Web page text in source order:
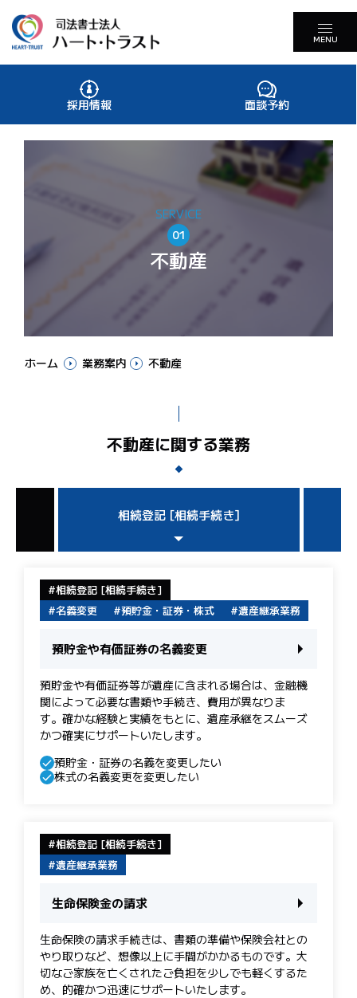
MENU
採用情報 面談予約
SERVICE
01
不動産
ホーム 業務案内 不動産
不動産に関する業務
相続登記 [相続手続き]
相続登記 [相続手続き]
名義変更
預貯金・証券・株式 遺産継承業務
預貯金や有価証券の名義変更
預貯金や有価証券等が遺産に含まれる場合は、金融機
関によって必要な書類や手続き、費用が異なりま
す。 確かな経験と実績をもとに、遺産承継をスムーズ
かつ確実にサポートいたします。
預貯金・証券の名義を変更したい
株式の名義変更を変更したい
相続登記 [相続手続き]
遺産継承業務
生命保険金の請求
生命保険の請求手続きは、書類の準備や保険会社との
やり取りなど、想像以上に手間がかかるものです。大
切なご家族を亡くされたご負担を少しでも軽くするた
め、的確かつ迅速にサポートいたします。